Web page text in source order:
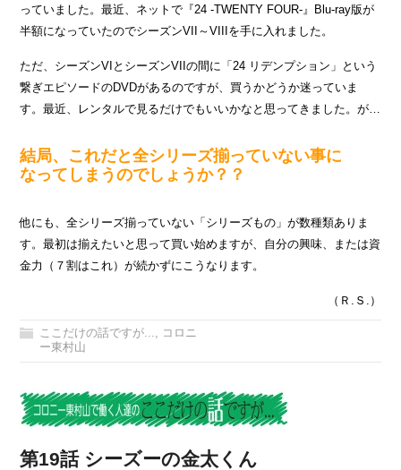
っていました。最近、ネットで『24 -TWENTY FOUR-』Blu-ray版が
半額になっていたのでシーズンVII～VIIIを手に入れました。
ただ、シーズンVIとシーズンVIIの間に「24 リデンプション」という
繋ぎエピソードのDVDがあるのですが、買うかどうか迷っていま
す。最近、レンタルで見るだけでもいいかなと思ってきました。が…
結局、これだと全シリーズ揃っていない事に
なってしまうのでしょうか？？
他にも、全シリーズ揃っていない「シリーズもの」が数種類ありま
す。最初は揃えたいと思って買い始めますが、自分の興味、または資
金力（７割はこれ）が続かずにこうなります。
（Ｒ.Ｓ.）
ここだけの話ですが...
コロニ
ー東村山
第19話 シーズーの金太くん